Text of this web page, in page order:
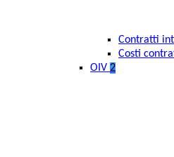
Contratti
Costi
OIV 2